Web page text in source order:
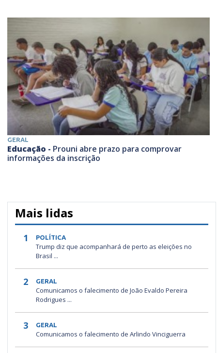
GERAL
Educação - Prouni abre prazo para comprovar
informações da inscrição
Mais lidas
1 POLÍTICA
Trump diz que acompanhará de perto as eleições no
Brasil ...
2 GERAL
Comunicamos o falecimento de João Evaldo Pereira
Rodrigues ...
3 GERAL
Comunicamos o falecimento de Arlindo Vinciguerra